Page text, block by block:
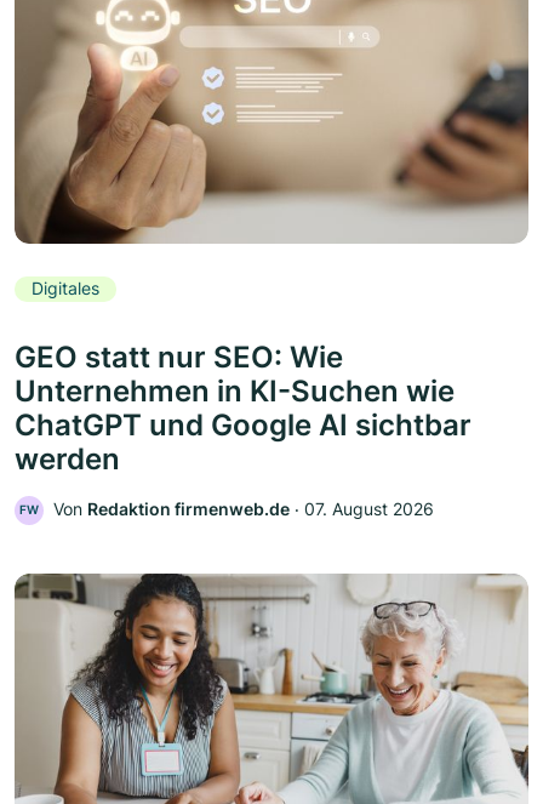
Digitales
GEO statt nur SEO: Wie
Unternehmen in KI-Suchen wie
ChatGPT und Google AI sichtbar
werden
FW Von Redaktion firmenweb.de ‧ 07. August 2026